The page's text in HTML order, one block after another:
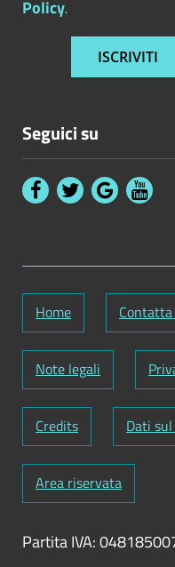
Policy.
Seguici su
Home
Note legali
Credits Dati
Area riservata
Partita IVA: